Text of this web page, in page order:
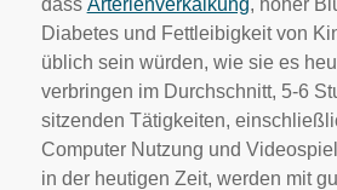
Diabetes und Fettleibigkeit von
üblich sein würden, wie sie es
verbringen im Durchschnitt, 5-6
sitzenden Tätigkeiten,
Computer Nutzung und
in der heutigen Zeit, werden mit